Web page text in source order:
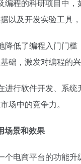
编程的科研项目中
以及开发实验工具，
降低了编程入门门
础，激发对编程的兴
进行软件开发、系
场中的竞争力。​
场景和效果​
个电商平台的功能